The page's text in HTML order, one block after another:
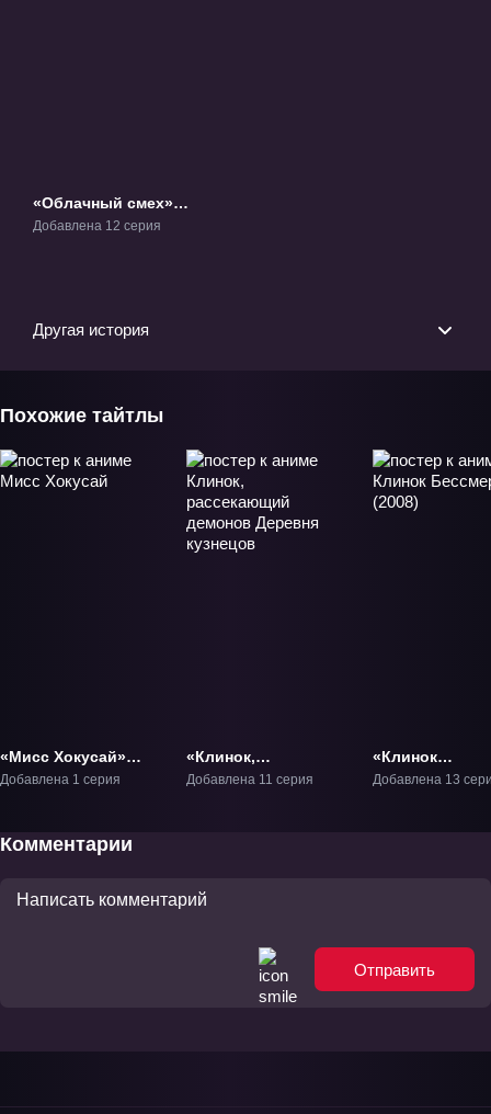
«Облачный смех»
ТВ-1
Добавлена 12 серия
Другая история
Похожие тайтлы
«Мисс Хокусай»
Фильм-1
Добавлена 1 серия
«Клинок,
рассекающий
Добавлена 11 серия
«Клинок
Бессмертного
Добавлена 13
Комментарии
Отправить